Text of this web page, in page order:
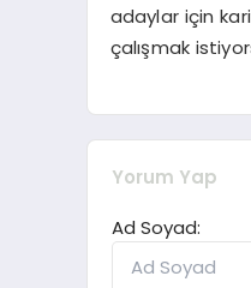
adaylar için
çalışmak
Yorum Yap
Ad Soyad: